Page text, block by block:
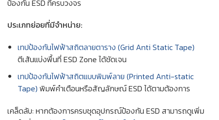
ป้องกัน ESD ที่ครบวงจร
ประเภทย่อยที่มีจำหน่าย:
เทปป้องกันไฟฟ้าสถิตลายตาราง (Grid Anti Static Tape)
ตีเส้นแบ่งพื้นที่ ESD Zone ได้ชัดเจน
เทปป้องกันไฟฟ้าสถิตแบบพิมพ์ลาย (Printed Anti-static
Tape) พิมพ์คำเตือนหรือสัญลักษณ์ ESD ได้ตามต้องการ
เคล็ดลับ: หากต้องการครบชุดอุปกรณ์ป้องกัน ESD สามารถดูเพิ่ม